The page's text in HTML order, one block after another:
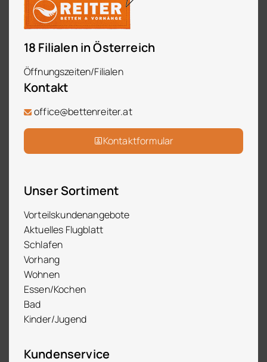
18 Filialen in Österreich
Öffnungszeiten/Filialen
Kontakt
office@bettenreiter.at
Kontaktformular
Unser Sortiment
Vorteilskundenangebote
Aktuelles Flugblatt
Schlafen
Vorhang
Wohnen
Essen/Kochen
Bad
Kinder/Jugend
Kundenservice